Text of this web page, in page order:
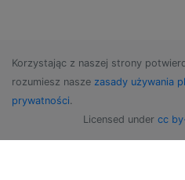
Korzystając z naszej strony
rozumiesz nasze zasady używania
prywatności.
Licensed under cc